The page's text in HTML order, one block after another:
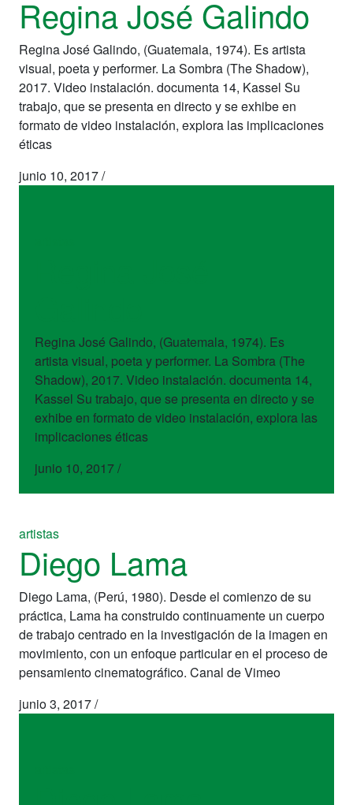
Regina José Galindo
Regina José Galindo, (Guatemala, 1974). Es artista
visual, poeta y performer. La Sombra (The Shadow),
2017. Video instalación. documenta 14, Kassel Su
trabajo, que se presenta en directo y se exhibe en
formato de video instalación, explora las implicaciones
éticas
junio 10, 2017/
Regina José Galindo, (Guatemala, 1974). Es
artista visual, poeta y performer. La Sombra (The
Shadow), 2017. Video instalación. documenta 14,
Kassel Su trabajo, que se presenta en directo y se
exhibe en formato de video instalación, explora las
implicaciones éticas
junio 10, 2017/
artistas
Diego Lama
Diego Lama, (Perú, 1980). Desde el comienzo de su
práctica, Lama ha construido continuamente un cuerpo
de trabajo centrado en la investigación de la imagen en
movimiento, con un enfoque particular en el proceso de
pensamiento cinematográfico. Canal de Vimeo
junio 3, 2017/